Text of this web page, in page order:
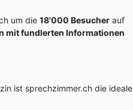
um die 18'000 Besucher auf
mit fundlerten Informationen
ist sprechzimmer.ch die ideale